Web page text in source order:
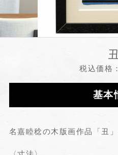
税込価格
基本
名嘉睦稔の木版画作品「丑